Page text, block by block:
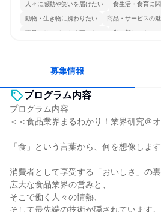
人々に感動や笑いを届けたい 食生活・食育に
動物・生き物に携わりたい 商品・サービスの
商品・サービスを企画したい 常に新しいもの
募集情報
プログラム内容
プログラム内容
＜＜食品業界まるわかり！業界研究＠
「食」という言葉から、何を想像しま
消費者として享受する「おいしさ」の裏
広大な食品業界の営みと、
そこで働く人々の情熱、
そして最先端の技術が隠されています。